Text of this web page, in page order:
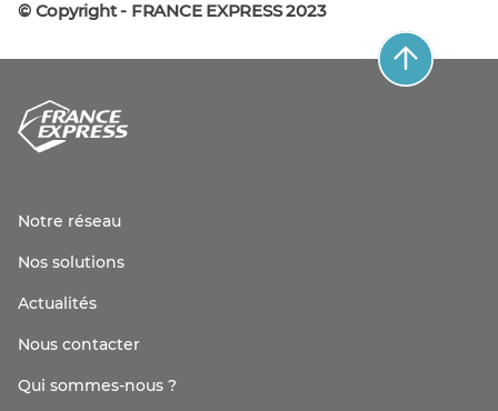
© Copyright - FRANCE EXPRESS 2023
Notre réseau
Nos solutions
Actualités
Nous contacter
Qui sommes-nous ?